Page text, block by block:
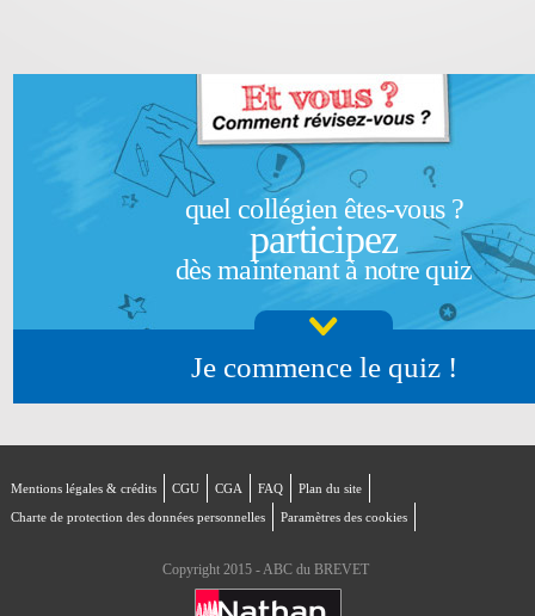
quel collégien êtes-vous ?
participez
dès maintenant à notre quiz
Je commence le quiz !
Mentions légales & crédits CGU CGA FAQ
Plan du site
Charte de protection des données personnelles
Paramètres des cookies
Copyright 2015 - ABC du BREVET